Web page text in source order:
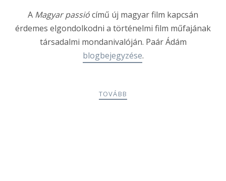
A Magyar passiócímű új magyar film kapcsán
érdemes elgondolkodni a történelmi film műfajának
társadalmi mondanivalóján. Paár Ádám
blogbejegyzése.
TOVÁBB